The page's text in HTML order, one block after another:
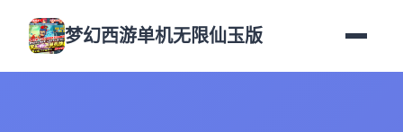
梦幻西游单机无限仙玉版